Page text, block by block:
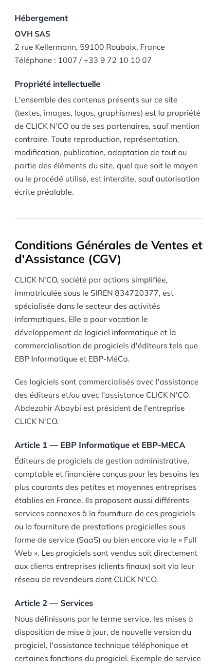
Hébergement
OVH SAS
2 rue Kellermann, 59100 Roubaix, France
Téléphone : 1007 / +33 9 72 10 10 07
Propriété intellectuelle
L'ensemble des contenus présents sur ce site
(textes, images, logos, graphismes) est la propriété
de CLICK N'CO ou de ses partenaires, sauf mention
contraire. Toute reproduction, représentation,
modification, publication, adaptation de tout ou
partie des éléments du site, quel que soit le moyen
ou le procédé utilisé, est interdite, sauf autorisation
écrite préalable.
Conditions Générales de Ventes et
d'Assistance (CGV)
CLICK N'CO, société par actions simplifiée,
immatriculée sous le SIREN 834720377, est
spécialisée dans le secteur des activités
informatiques. Elle a pour vocation le
développement de logiciel informatique et la
commercialisation de progiciels d'éditeurs tels que
EBP Informatique et EBP-MéCa.
Ces logiciels sont commercialisés avec l'assistance
des éditeurs et/ou avec l'assistance CLICK N'CO.
Abdezahir Abaybi est président de l'entreprise
CLICK N'CO.
Article 1 — EBP Informatique et EBP-MECA
Éditeurs de progiciels de gestion administrative,
comptable et financière conçus pour les besoins les
plus courants des petites et moyennes entreprises
établies en France. Ils proposent aussi différents
services connexes à la fourniture de ces progiciels
ou la fourniture de prestations progicielles sous
forme de service (SaaS) ou bien encore via le « Full
Web ». Les progiciels sont vendus soit directement
aux clients entreprises (clients finaux) soit via leur
réseau de revendeurs dont CLICK N'CO.
Article 2 — Services
Nous définissons par le terme service, les mises à
disposition de mise à jour, de nouvelle version du
progiciel, l'assistance technique téléphonique et
certaines fonctions du progiciel. Exemple de service